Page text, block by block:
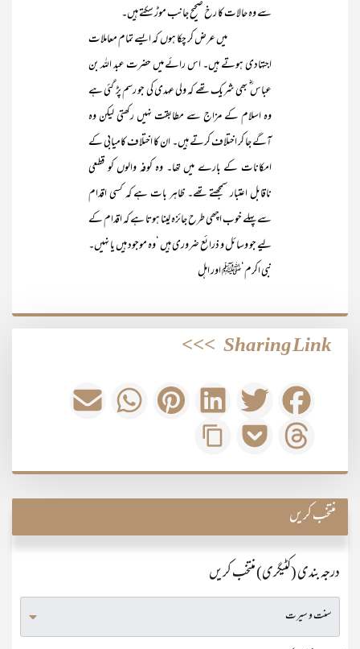
سے وہ حالات کا رخ صحیح جانب موڑ سکتے ہیں۔
میں عرض کر چکا ہوں کہ ایسے تمام معاملات
اجتہادی ہوتے ہیں۔ اس رائے میں حضرت عبد اللہ بن
عباس ؓ بھی شریک تھے کہ ولی عہدی کی جو رسم پڑ گئی ہے
وہ اسلام کے مزاج سے مطابقت نہیں رکھتی لیکن وہ
آگے جا کر اختلاف کرتے ہیں۔ ان کا اختلاف کامیابی کے
امکانات کے بارے میں تھا۔ وہ کوفہ والوں کو قطعی
ناقابل اعتبار سمجھتے تھے۔ ظاہر بات ہے کہ کسی اقدام
سے پہلے خوب اچھی طرح جائزہ لینا ہوتا ہے کہ اقدام کے
لیے جو وسائل و ذرائع ضروری ہیں ‘وہ موجود ہیں یا نہیں۔
نبی اکرم‘ﷺ اور اہل
Sharing Link
>>>
منتخب کریں
درجہ بندی (کٹیگری) منتخب کریں